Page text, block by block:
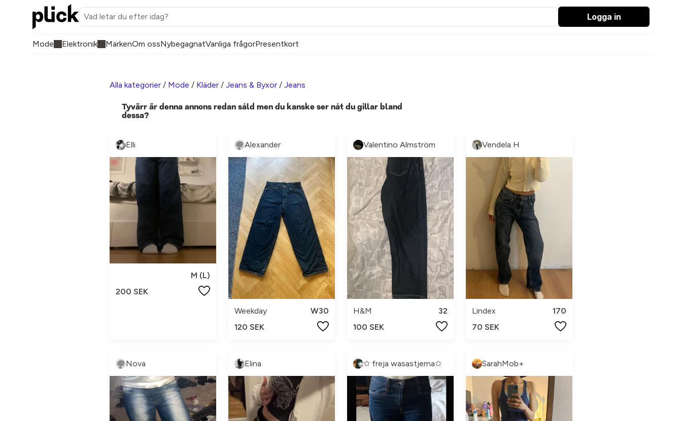
Logga in
Mode Elektronik MärkenOm ossNybegagnatVanliga frågorPresentkort
Alla kategorier / Mode / Kläder / Jeans & Byxor / Jeans
Tyvärr är denna annons redan såld men du kanske ser nåt du gillar bland
dessa?
Elli
M (L)
200 SEK
Alexander
Weekday
W30
120 SEK
Valentino Almström
H&M
32
100 SEK
Vendela H
Lindex
170
70 SEK
Nova Elina ✩ freja wasastjerna✩ SarahMob+